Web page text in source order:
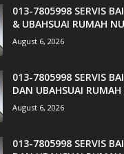
013-7805998 SERVIS
& UBAHSUAI RUMAH
August 6, 2026
013-7805998 SERVIS
DAN UBAHSUAI
August 6, 2026
013-7805998 SERVIS